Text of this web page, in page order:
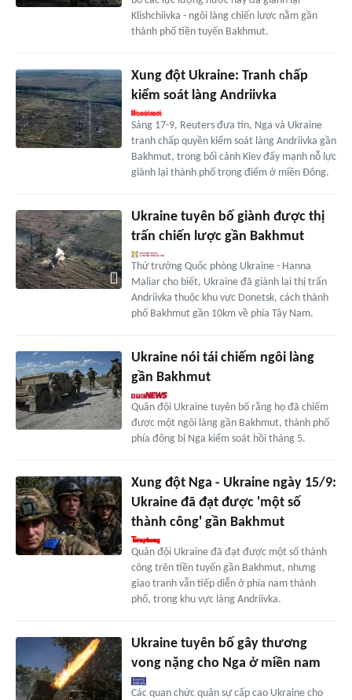
Klishchiivka - ngôi làng chiến lược nằm gần
thành phố tiền tuyến Bakhmut.
Xung đột Ukraine: Tranh chấp
kiểm soát làng Andriivka
Sáng 17-9, Reuters đưa tin, Nga và Ukraine
tranh chấp quyền kiểm soát làng Andriivka gần
Bakhmut, trong bối cảnh Kiev đẩy mạnh nỗ lực
giành lại thành phố trọng điểm ở miền Đông.
Ukraine tuyên bố giành được thị
trấn chiến lược gần Bakhmut
Thứ trưởng Quốc phòng Ukraine - Hanna
Maliar cho biết, Ukraine đã giành lại thị trấn
Andriivka thuộc khu vực Donetsk, cách thành
phố Bakhmut gần 10km về phía Tây Nam.
Ukraine nói tái chiếm ngôi làng
gần Bakhmut
Quân đội Ukraine tuyên bố rằng họ đã chiếm
được một ngôi làng gần Bakhmut, thành phố
phía đông bị Nga kiểm soát hồi tháng 5.
Xung đột Nga - Ukraine ngày 15/9:
Ukraine đã đạt được 'một số
thành công' gần Bakhmut
Quân đội Ukraine đã đạt được một số thành
công trên tiền tuyến gần Bakhmut, nhưng
giao tranh vẫn tiếp diễn ở phía nam thành
phố, trong khu vực làng Andriivka.
Ukraine tuyên bố gây thương
vong nặng cho Nga ở miền nam
Các quan chức quân sự cấp cao Ukraine cho